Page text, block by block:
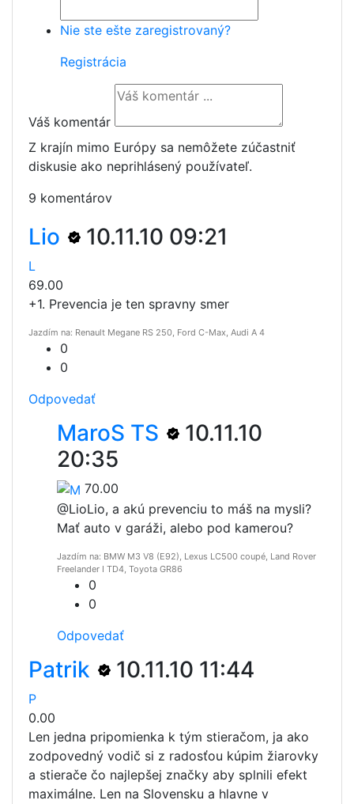
Nie ste ešte zaregistrovaný?
Registrácia
Váš komentár
Z krajín mimo Európy sa nemôžete zúčastniť
diskusie ako neprihlásený používateľ.
9 komentárov
Lio 10.11.10 09:21
L
69.00
+1. Prevencia je ten spravny smer
Jazdím na: Renault Megane RS 250, Ford C-Max, Audi A 4
0
0
Odpovedať
MaroS TS
10.11.10
20:35
70.00
@LioLio, a akú prevenciu to máš na mysli?
Mať auto v garáži, alebo pod kamerou?
Jazdím na: BMW M3 V8 (E92), Lexus LC500 coupé, Land Rover
Freelander I TD4, Toyota GR86
0
0
Odpovedať
Patrik 10.11.10 11:44
P
0.00
Len jedna pripomienka k tým stieračom, ja ako
zodpovedný vodič si z radosťou kúpim žiarovky
a stierače čo najlepšej značky aby splnili efekt
maximálne. Len na Slovensku a hlavne v